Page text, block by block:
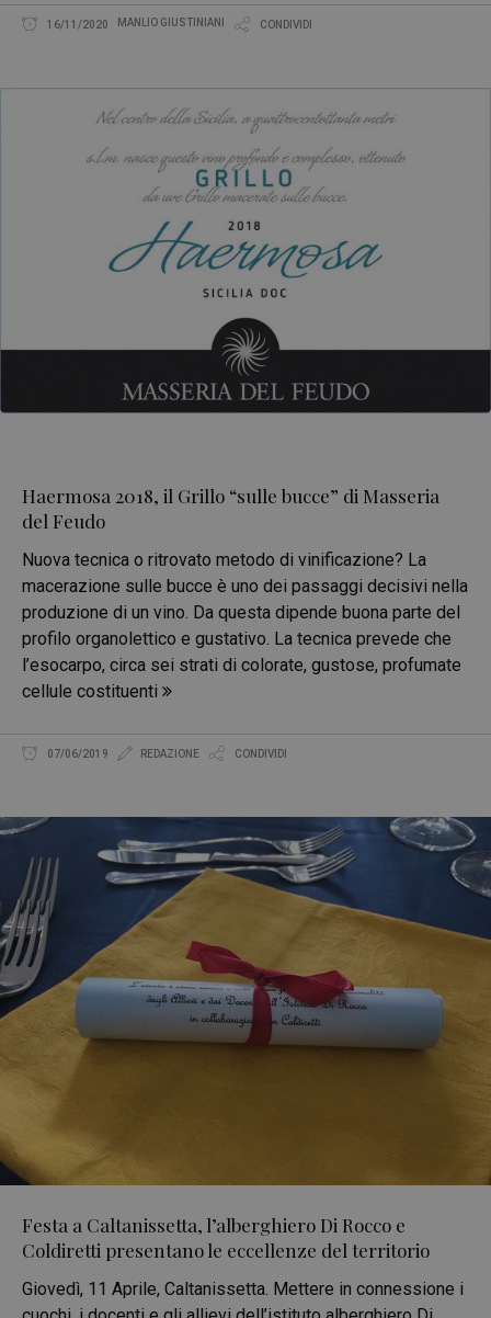
16/11/2020 MANLIO GIUSTINIANI CONDIVIDI
Haermosa 2018, il Grillo “sulle bucce” di Masseria
del Feudo
Nuova tecnica o ritrovato metodo di vinificazione? La
macerazione sulle bucce è uno dei passaggi decisivi nella
produzione di un vino. Da questa dipende buona parte del
profilo organolettico e gustativo. La tecnica prevede che
l’esocarpo, circa sei strati di colorate, gustose, profumate
cellule costituenti
07/06/2019 REDAZIONE CONDIVIDI
Festa a Caltanissetta, l’alberghiero Di Rocco e
Coldiretti presentano le eccellenze del territorio
Giovedì, 11 Aprile, Caltanissetta. Mettere in connessione i